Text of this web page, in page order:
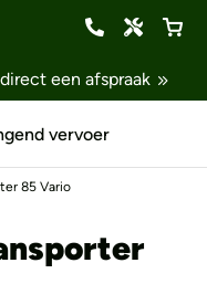
een afspraak
vervoer
85 Vario